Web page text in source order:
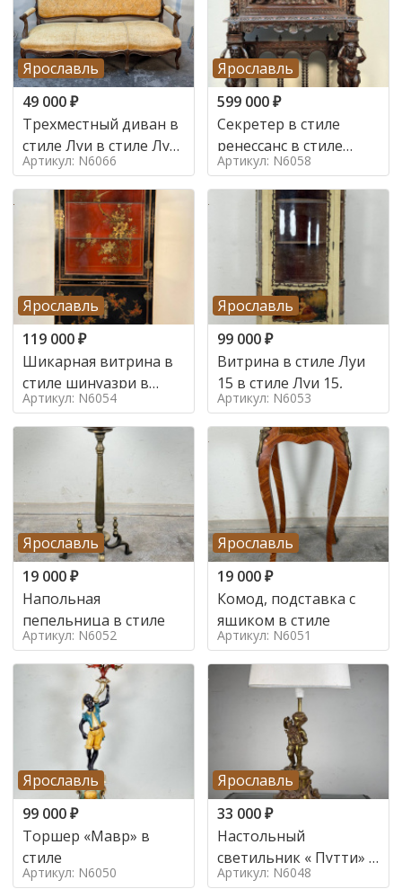
Ярославль
49 000₽
Трехместный диван в
стиле Луи в стиле Луи
16,
Артикул: N6066
Ярославль
599 000₽
Секретер в стиле
ренессанс в стиле
ренессанс, 19 век
Артикул: N6058
Ярославль
119 000₽
Шикарная витрина в
стиле шинуазри в
стиле шинуазри,
Артикул: N6054
Ярославль
99 000₽
Витрина в стиле Луи
15 в стиле Луи 15,
Артикул: N6053
Ярославль
19 000₽
Напольная
пепельница в стиле
Артикул: N6052
Ярославль
19 000₽
Комод, подставка с
ящиком в стиле
Артикул: N6051
Ярославль
99 000₽
Торшер «Мавр» в
стиле
Артикул: N6050
Ярославль
33 000₽
Настольный
светильник « Путти» в
стиле
Артикул: N6048